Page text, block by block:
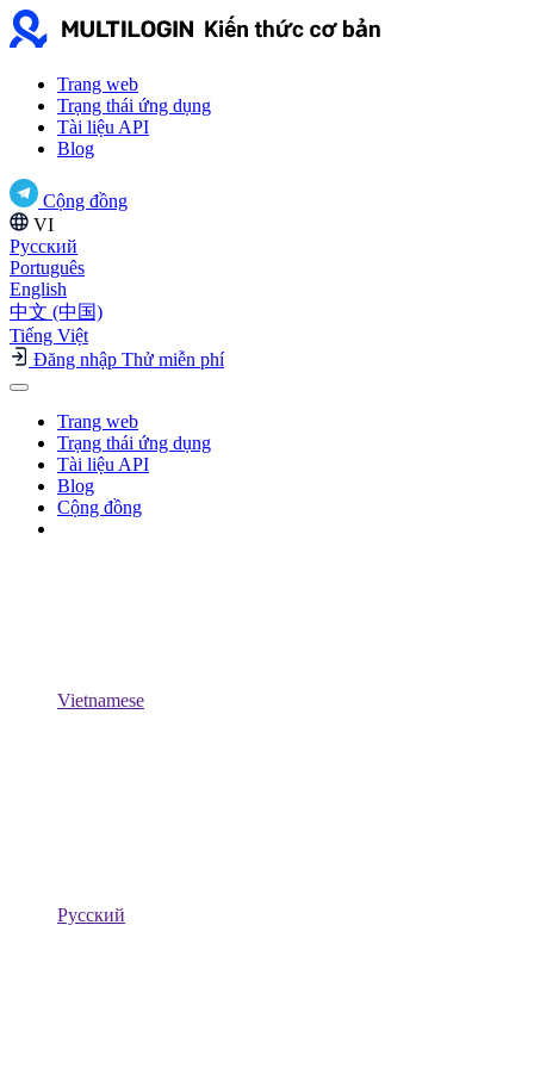
Trang web
Trạng thái ứng dụng
Tài liệu API
Blog
Cộng đồng
VI
Русский
Português
English
中文 (中国)
Tiếng Việt
Đăng nhập Thử miễn phí
Trang web
Trạng thái ứng dụng
Tài liệu API
Blog
Cộng đồng
Vietnamese
Русский